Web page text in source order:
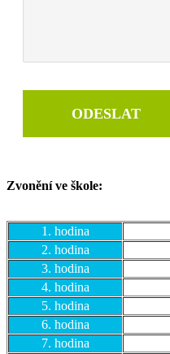
ODESLAT
Zvonění ve škole:
1. hodina
2. hodina
3. hodina
4. hodina
5. hodina
6. hodina
7. hodina